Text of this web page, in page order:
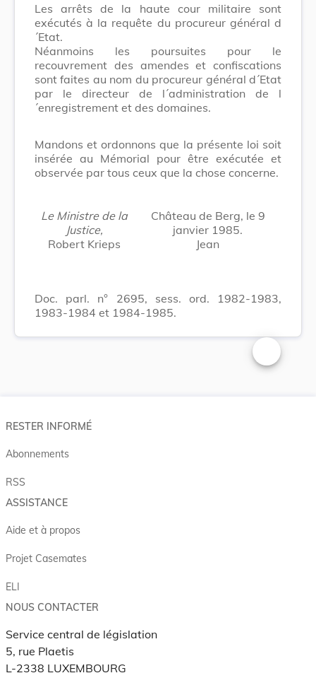
Les arrêts de la haute cour militaire sont
exécutés à la requête du procureur général d
´Etat.
Néanmoins les poursuites pour le
recouvrement des amendes et confiscations
sont faites au nom du procureur général d´Etat
par le directeur de l´administration de l
´enregistrement et des domaines.
Mandons et ordonnons que la présente loi soit
insérée au Mémorial pour être exécutée et
observée par tous ceux que la chose concerne.
Le Ministre de la
Justice,
Robert Krieps
Château de Berg, le 9
janvier 1985.
Jean
Doc. parl. n° 2695, sess. ord. 1982-1983,
1983-1984 et 1984-1985.
Changer la
RESTER INFORMÉ
Abonnements
RSS
ASSISTANCE
Aide et à propos
Projet Casemates
ELI
NOUS CONTACTER
Service central de législation
5, rue Plaetis
L-2338 LUXEMBOURG